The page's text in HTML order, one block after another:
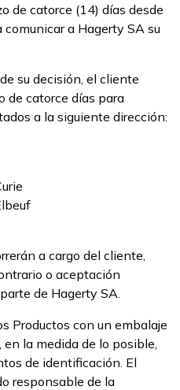
de catorce (14) días desde
a Hagerty SA su
su decisión, el cliente
de catorce días para
a la siguiente dirección:
a cargo del cliente,
o aceptación
de Hagerty SA.
Productos con un embalaje
la medida de lo posible,
de identificación. El
responsable de la